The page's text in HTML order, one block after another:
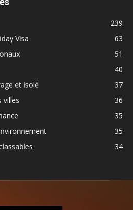
239
Visa
63
51
40
et isolé
37
villes
36
35
35
34